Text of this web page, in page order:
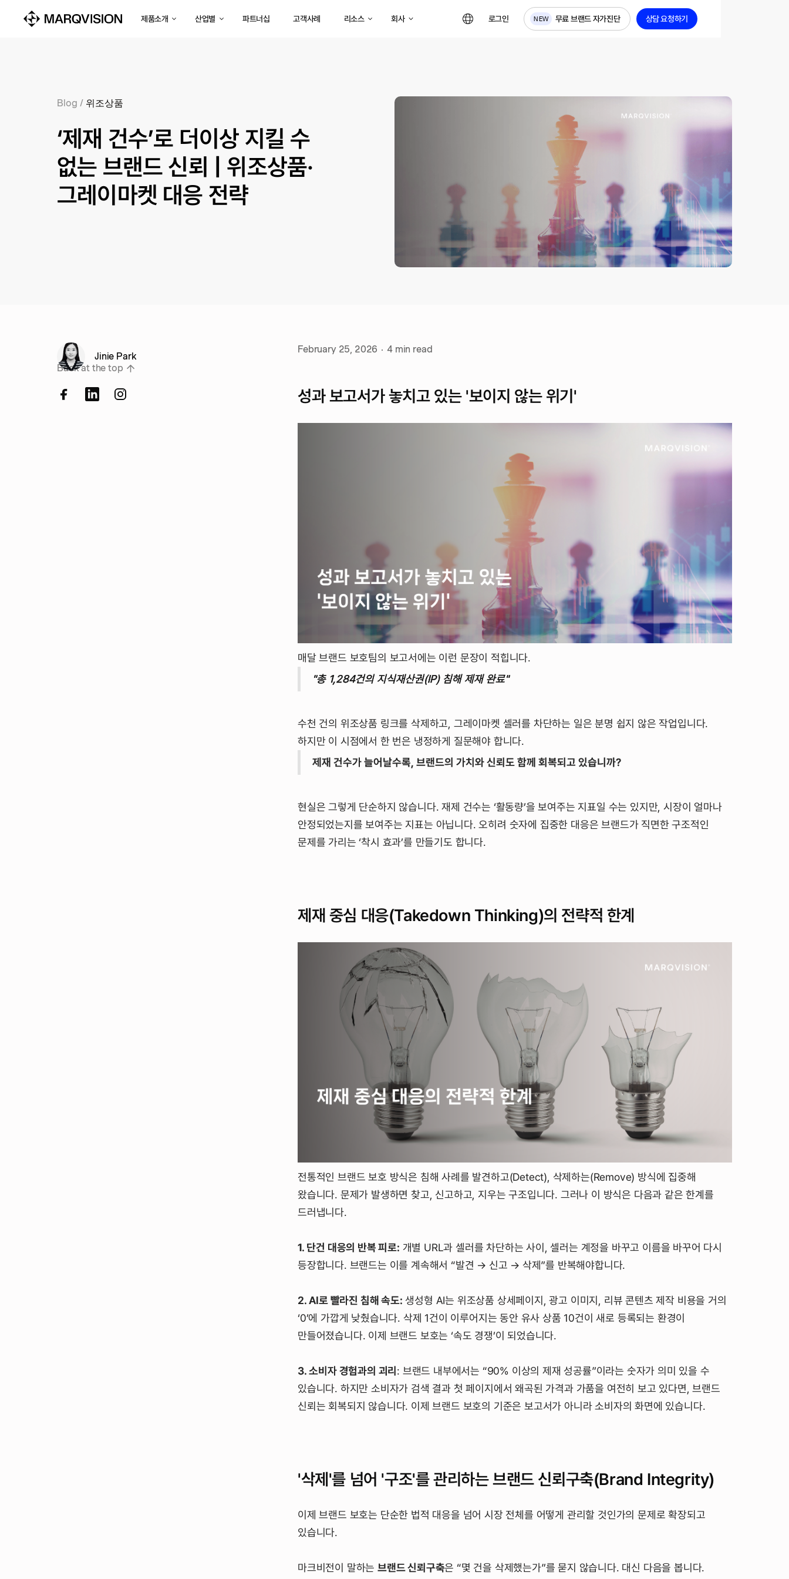
제품소개 산업별 파트너십 고객사례 리소스 회사 로그인 NEW 무료 브랜드 자가진단 상담 요청하기
Blog / 위조상품
‘제재 건수’로 더이상 지킬 수
없는 브랜드 신뢰 | 위조상품·
그레이마켓 대응 전략
Jinie Park
February 25, 2026 · 4min read
성과 보고서가 놓치고 있는 '보이지 않는 위기'
매달 브랜드 보호팀의 보고서에는 이런 문장이 적힙니다.
"총 1,284건의 지식재산권(IP) 침해 제재 완료"
수천 건의 위조상품 링크를 삭제하고, 그레이마켓 셀러를 차단하는 일은 분명 쉽지 않은 작업입니다.
하지만 이 시점에서 한 번은 냉정하게 질문해야 합니다.
제재 건수가 늘어날수록, 브랜드의 가치와 신뢰도 함께 회복되고 있습니까?
현실은 그렇게 단순하지 않습니다. 재제 건수는 ‘활동량’을 보여주는 지표일 수는 있지만, 시장이 얼마나
안정되었는지를 보여주는 지표는 아닙니다. 오히려 숫자에 집중한 대응은 브랜드가 직면한 구조적인
문제를 가리는 ‘착시 효과’를 만들기도 합니다.
제재 중심 대응(Takedown Thinking)의 전략적 한계
전통적인 브랜드 보호 방식은 침해 사례를 발견하고(Detect), 삭제하는(Remove) 방식에 집중해
왔습니다. 문제가 발생하면 찾고, 신고하고, 지우는 구조입니다. 그러나 이 방식은 다음과 같은 한계를
드러냅니다.
1. 단건 대응의 반복 피로: 개별 URL과 셀러를 차단하는 사이, 셀러는 계정을 바꾸고 이름을 바꾸어 다시
등장합니다. 브랜드는 이를 계속해서 “발견 → 신고 → 삭제”를 반복해야합니다.
2. AI로 빨라진 침해 속도: 생성형 AI는 위조상품 상세페이지, 광고 이미지, 리뷰 콘텐츠 제작 비용을 거의
‘0’에 가깝게 낮췄습니다. 삭제 1건이 이루어지는 동안 유사 상품 10건이 새로 등록되는 환경이
만들어졌습니다. 이제 브랜드 보호는 ‘속도 경쟁’이 되었습니다.
3. 소비자 경험과의 괴리 : 브랜드 내부에서는 “90% 이상의 제재 성공률”이라는 숫자가 의미 있을 수
있습니다. 하지만 소비자가 검색 결과 첫 페이지에서 왜곡된 가격과 가품을 여전히 보고 있다면, 브랜드
신뢰는 회복되지 않습니다. 이제 브랜드 보호의 기준은 보고서가 아니라 소비자의 화면에 있습니다.
'삭제'를 넘어 '구조'를 관리하는 브랜드 신뢰구축(Brand Integrity)
이제 브랜드 보호는 단순한 법적 대응을 넘어 시장 전체를 어떻게 관리할 것인가의 문제로 확장되고
있습니다.
마크비전이 말하는 브랜드 신뢰구축은 “몇 건을 삭제했는가”를 묻지 않습니다. 대신 다음을 봅니다.
Back at the top